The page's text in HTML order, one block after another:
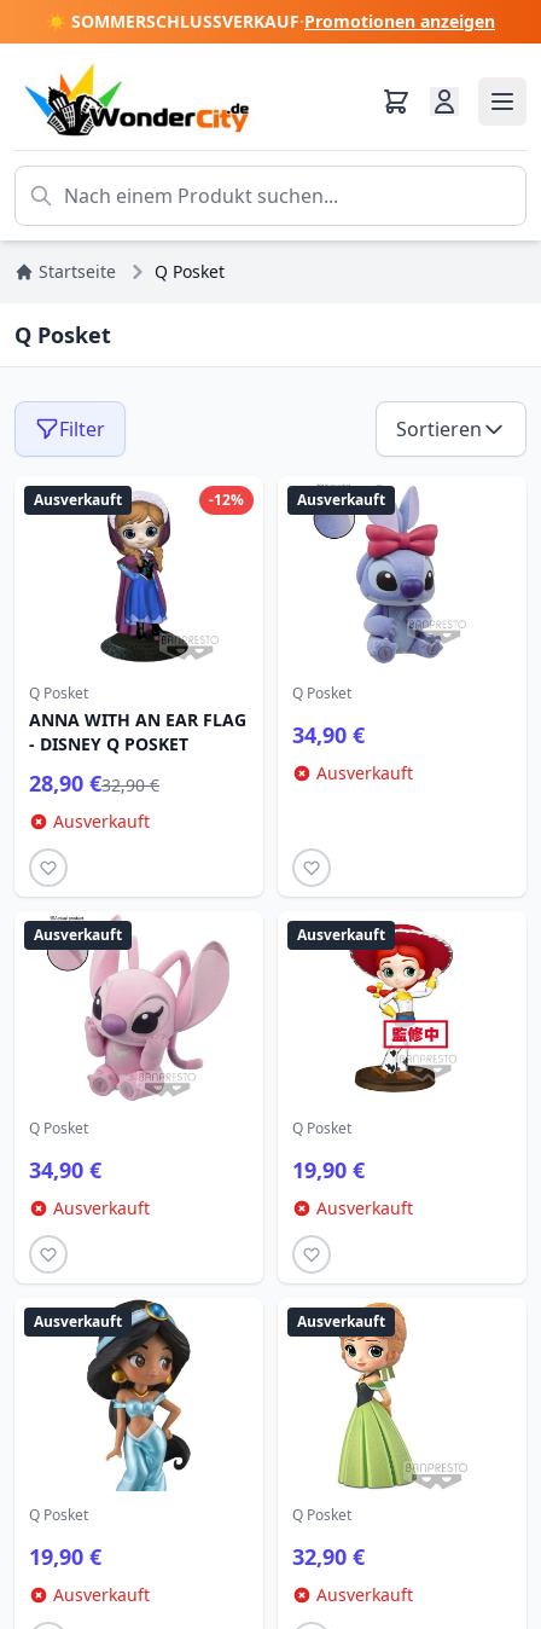
☀️ SOMMERSCHLUSSVERKAUF·Promotionen anzeigen
Startseite Q Posket
Q Posket
Filter Sortieren
-12%
Ausverkauft
Q Posket
ANNA WITH AN EAR FLAG
- DISNEY Q POSKET
28,90 €32,90 €
Ausverkauft
Ausverkauft
Q Posket
34,90 €
Ausverkauft
Ausverkauft
Q Posket
34,90 €
Ausverkauft
Ausverkauft
Q Posket
19,90 €
Ausverkauft
Ausverkauft
Q Posket
19,90 €
Ausverkauft
Ausverkauft
Q Posket
32,90 €
Ausverkauft